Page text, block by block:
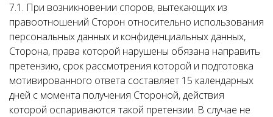
7.1. При возникновении споров, вытекающих из
правоотношений Сторон относительно использования
персональных данных и конфиденциальных данных,
Сторона, права которой нарушены обязана направить
претензию, срок рассмотрения которой и подготовка
мотивированного ответа составляет 15 календарных
дней с момента получения Стороной, действия
которой оспариваются такой претензии. В случае не